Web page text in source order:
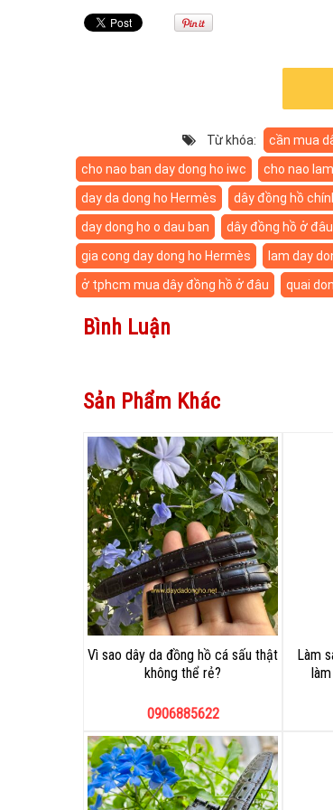
Từ khóa: cần mua
cho nao ban day dong ho iwc
cho nao
day da dong ho Hermès
dây đồng hồ
day dong ho o dau ban
dây đồng hồ ở
gia cong day dong ho Hermès
lam day
ở tphcm mua dây đồng hồ ở đâu
quai
Bình Luận
Sản Phẩm Khác
Vì sao dây da đồng hồ cá sấu thật
không thể rẻ?
0906885622
Làm